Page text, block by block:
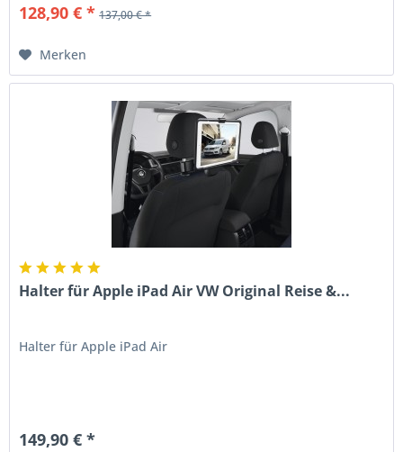
128,90 € * 137,00 € *
Merken
Halter für Apple iPad Air VW Original Reise &...
Halter für Apple iPad Air
149,90 € *